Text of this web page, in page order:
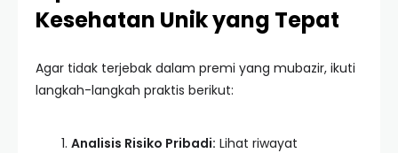
Kesehatan Unik yang Tepat
Agar tidak terjebak dalam premi yang mubazir, ikuti
langkah-langkah praktis berikut:
Analisis Risiko Pribadi: Lihat riwayat